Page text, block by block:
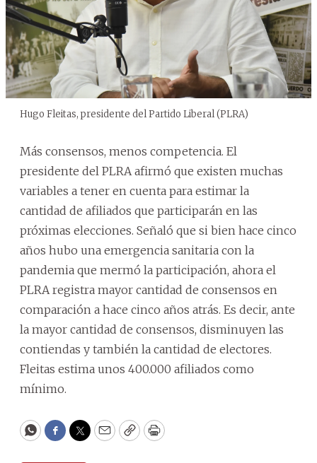
Hugo Fleitas, presidente del Partido Liberal (PLRA)
Más consensos, menos competencia. El
presidente del PLRA afirmó que existen muchas
variables a tener en cuenta para estimar la
cantidad de afiliados que participarán en las
próximas elecciones. Señaló que si bien hace cinco
años hubo una emergencia sanitaria con la
pandemia que mermó la participación, ahora el
PLRA registra mayor cantidad de consensos en
comparación a hace cinco años atrás. Es decir, ante
la mayor cantidad de consensos, disminuyen las
contiendas y también la cantidad de electores.
Fleitas estima unos 400.000 afiliados como
mínimo.
WhatsApp
Facebook
Twitter
EmailCopyPrint